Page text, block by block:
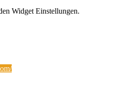
Widget Einstellungen.